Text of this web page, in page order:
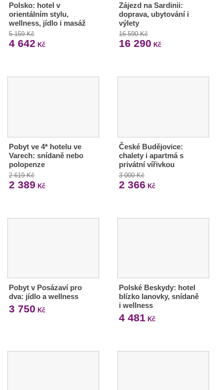
Polsko: hotel v
orientálním stylu,
wellness, jídlo i masáž
5 159 Kč
4 642 Kč
Zájezd na Sardinii:
doprava, ubytování i
výlety
16 590 Kč
16 290 Kč
Pobyt ve 4* hotelu ve
Varech: snídaně nebo
polopenze
2 619 Kč
2 389 Kč
České Budějovice:
chalety i apartmá s
privátní vířivkou
3 000 Kč
2 366 Kč
Pobyt v Posázaví pro
dva: jídlo a wellness
3 750 Kč
Polské Beskydy: hotel
blízko lanovky, snídaně
i wellness
4 481 Kč